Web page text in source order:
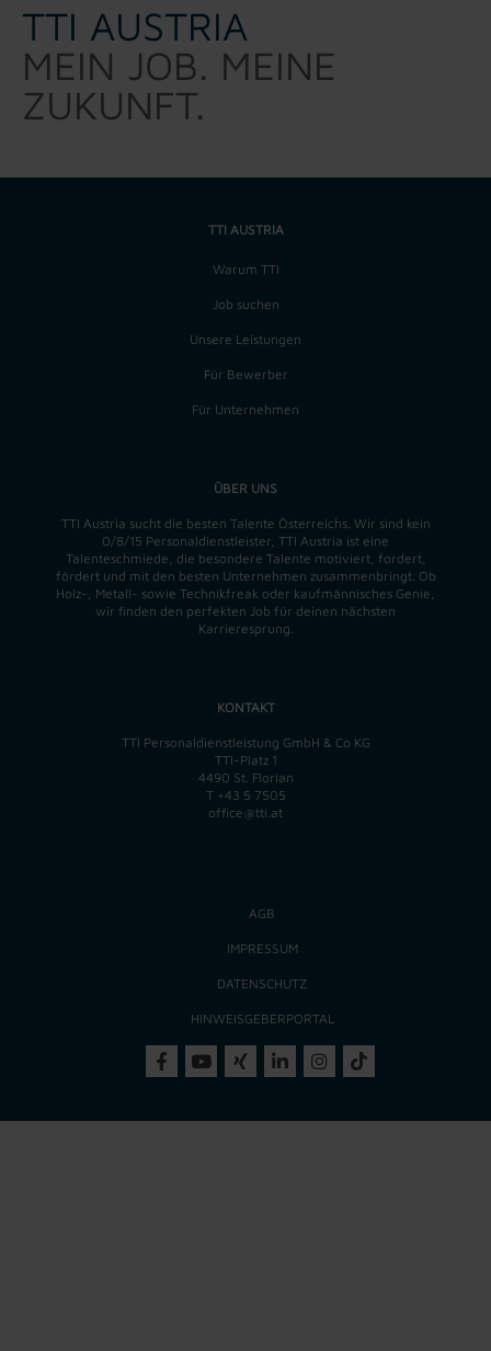
TTI AUSTRIA
MEIN JOB. MEINE
ZUKUNFT.
TTI AUSTRIA
Warum TTI
Job suchen
Unsere Leistungen
Für Bewerber
Für Unternehmen
ÜBER UNS
TTI Austria sucht die besten Talente Österreichs. Wir sind kein
0/8/15 Personaldienstleister, TTI Austria ist eine
Talenteschmiede, die besondere Talente motiviert, fordert,
fördert und mit den besten Unternehmen zusammenbringt. Ob
Holz-, Metall- sowie Technikfreak oder kaufmännisches Genie,
wir finden den perfekten Job für deinen nächsten
Karrieresprung.
KONTAKT
TTI Personaldienstleistung GmbH & Co KG
TTI-Platz 1
4490 St. Florian
T +43 5 7505
office@tti.at
AGB
IMPRESSUM
DATENSCHUTZ
HINWEISGEBERPORTAL